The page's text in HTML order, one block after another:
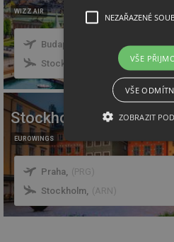
WIZZ AIR
Budapešť
Stockholm
Stockholm 3 024 CZK
EUROWINGS
Praha, ( PRG )
Stockholm, ( ARN )
NEZAŘAZENÉ
VŠE
VŠE
ZOBRAZIT